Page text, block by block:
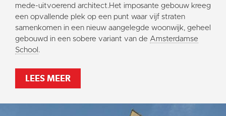
Omgeving
Activiteiten
Steun ons
Contact
Vaktaal
mede-uitvoerend architect.Het imposante gebouw kreeg
een opvallende plek op een punt waar vijf straten
samenkomen in een nieuw aangelegde woonwijk, geheel
gebouwd in een sobere variant van de Amsterdamse
School .
LEES MEER